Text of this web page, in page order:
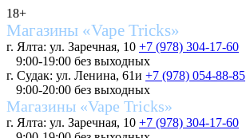
18+
Магазины «Vape Tricks»
г. Ялта: ул. Заречная, 10 +7 (978) 304-17-60
9:00-19:00 без выходных
г. Судак: ул. Ленина, 61и +7 (978) 054-88-85
9:00-20:00 без выходных
Магазины «Vape Tricks»
г. Ялта: ул. Заречная, 10 +7 (978) 304-17-60